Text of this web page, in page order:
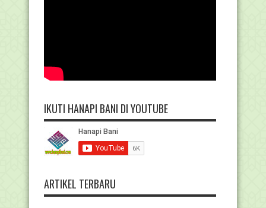
IKUTI HANAPI BANI DI YOUTUBE
ARTIKEL TERBARU